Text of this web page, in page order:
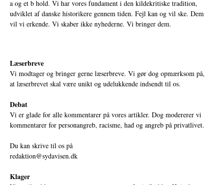
a og et b hold. Vi har vores fundament i den kildekritiske tradition,
udviklet af danske historikere gennem tiden. Fejl kan og vil ske. Dem
vil vi erkende. Vi skaber ikke nyhederne. Vi bringer dem.
Læserbreve
Vi modtager og bringer gerne læserbreve. Vi gør dog opmærksom på,
at læserbrevet skal være unikt og udelukkende indsendt til os.
Debat
Vi er glade for alle kommentarer på vores artikler. Dog modererer vi
kommentarer for personangreb, racisme, had og angreb på privatlivet.
Du kan skrive til os på
redaktion@sydavisen.dk
Klager